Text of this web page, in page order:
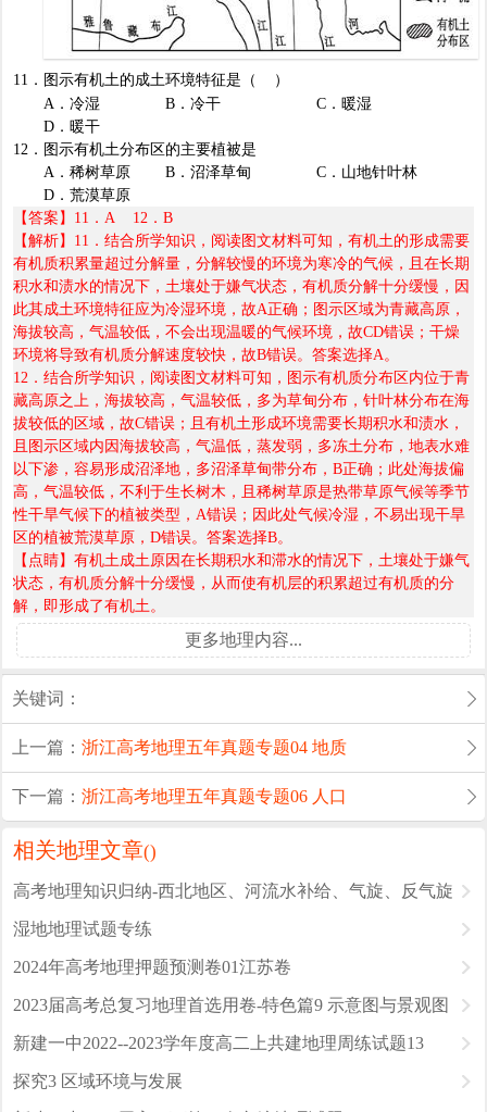
11 ．图示有机土的成土环境特征是（
）
A ．冷湿 B ．冷干 C ．暖湿
D ．暖干
12 ．图示有机土分布区的主要植被是
A ．稀树草原 B ．沼泽草甸 C ．山地针叶林
D ．荒漠草原
【答案】 11 ．A 12 ．B
【解析】 11 ．结合所学知识，阅读图文材料可知，有机土的形成需要
有机质积累量超过分解量，分解较慢的环境为寒冷的气候，且在长期
积水和渍水的情况下，土壤处于嫌气状态，有机质分解十分缓慢，因
此其成土环境特征应为冷湿环境，故A正确；图示区域为青藏高原，
海拔较高，气温较低，不会出现温暖的气候环境，故CD错误；干燥
环境将导致有机质分解速度较快，故B错误。答案选择A。
12 ．结合所学知识，阅读图文材料可知，图示有机质分布区内位于青
藏高原之上，海拔较高，气温较低，多为草甸分布，针叶林分布在海
拔较低的区域，故C错误；且有机土形成环境需要长期积水和渍水，
且图示区域内因海拔较高，气温低，蒸发弱，多冻土分布，地表水难
以下渗，容易形成沼泽地，多沼泽草甸带分布，B正确；此处海拔偏
高，气温较低，不利于生长树木，且稀树草原是热带草原气候等季节
性干旱气候下的植被类型，A错误；因此处气候冷湿，不易出现干旱
区的植被荒漠草原，D错误。答案选择B。
【点睛】有机土成土原因在长期积水和滞水的情况下，土壤处于嫌气
状态，有机质分解十分缓慢，从而使有机层的积累超过有机质的分
解，即形成了有机土。
更多地理内容...
关键词：
上一篇：浙江高考地理五年真题专题04 地质
下一篇：浙江高考地理五年真题专题06 人口
相关地理文章()
高考地理知识归纳-西北地区、河流水补给、气旋、反气旋
湿地地理试题专练
2024年高考地理押题预测卷01江苏卷
2023届高考总复习地理首选用卷-特色篇9 示意图与景观图
新建一中2022--2023学年度高二上共建地理周练试题13
探究3 区域环境与发展